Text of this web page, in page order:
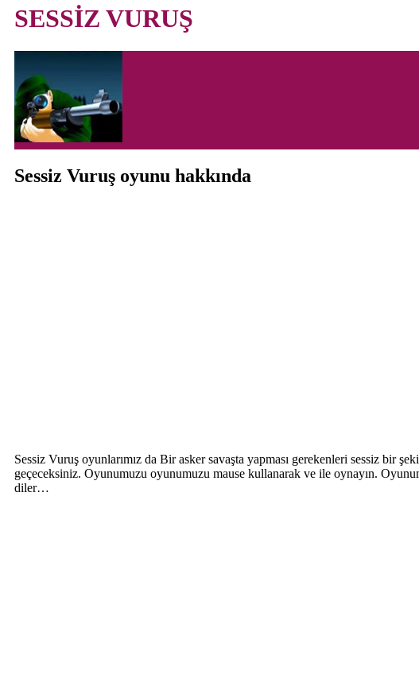
SESSİZ VURUŞ
Sessiz Vuruş oyunu hakkında
Sessiz Vuruş oyunlarımız da Bir asker savaşta yapması gerekenleri sessiz bir
geçeceksiniz. Oyunumuzu oyunumuzu mause kullanarak ve ile oynayın.
diler…